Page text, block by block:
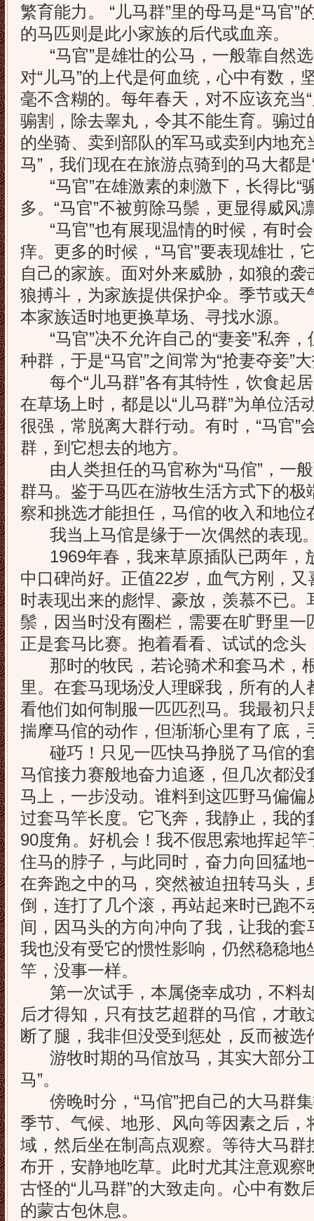
繁育能力。 “儿马群”里的母马是“马官”
的马匹则是此小家族的后代或血亲。
“马官”是雄壮的公马，一般靠自然
对“儿马”的上代是何血统，心中有数，
毫不含糊的。每年春天，对不应该充当
骟割，除去睾丸，令其不能生育。骟过
的坐骑、卖到部队的军马或卖到内地充
马”，我们现在在旅游点骑到的马大都是
“马官”在雄激素的刺激下，长得比“
多。“马官”不被剪除马鬃，更显得威风
“马官”也有展现温情的时候，有时
痒。更多的时候，“马官”要表现雄壮，
自己的家族。面对外来威胁，如狼的袭
狼搏斗，为家族提供保护伞。季节或天
本家族适时地更换草场、寻找水源。
“马官”决不允许自己的“妻妾”私奔，
种群，于是“马官”之间常为“抢妻夺妾”
每个“儿马群”各有其特性，饮食起居
在草场上时，都是以“儿马群”为单位活
很强，常脱离大群行动。有时，“马官”
群，到它想去的地方。
由人类担任的马官称为“马倌”，一
群马。鉴于马匹在游牧生活方式下的
察和挑选才能担任，马倌的收入和地位
我当上马倌是缘于一次偶然的表现
1969年春，我来草原插队已两年，
中口碑尚好。正值22岁，血气方刚，
时表现出来的彪悍、豪放，羡慕不已
鬃，因当时没有圈栏，需要在旷野里一
正是套马比赛。抱着看看、试试的念头
那时的牧民，若论骑术和套马术，
里。在套马现场没人理睬我，所有的
看他们如何制服一匹匹烈马。我最初只
揣摩马倌的动作，但渐渐心里有了底，
碰巧！只见一匹快马挣脱了马倌的
马倌接力赛般地奋力追逐，但几次都
马上，一步没动。谁料到这匹野马偏
过套马竿长度。它飞奔，我静止，我的
90度角。好机会！我不假思索地挥起
住马的脖子，与此同时，奋力向回猛地
在奔跑之中的马，突然被迫扭转马头，
倒，连打了几个滚，再站起来时已跑不
间，因马头的方向冲向了我，让我的
我也没有受它的惯性影响，仍然稳稳地
竿，没事一样。
第一次试手，本属侥幸成功，不料
后才得知，只有技艺超群的马倌，才
断了腿，我非但没受到惩处，反而被选
游牧时期的马倌放马，其实大部分
马”。
傍晚时分，“马倌”把自己的大马群
季节、气候、地形、风向等因素之后，
域，然后坐在制高点观察。等待大马群
布开，安静地吃草。此时尤其注意观察
古怪的“儿马群”的大致走向。心中有数
的蒙古包休息。